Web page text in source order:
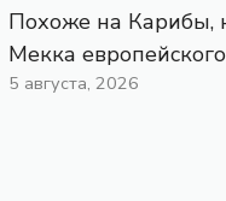
Похоже на Карибы,
Мекка
5 августа, 2026